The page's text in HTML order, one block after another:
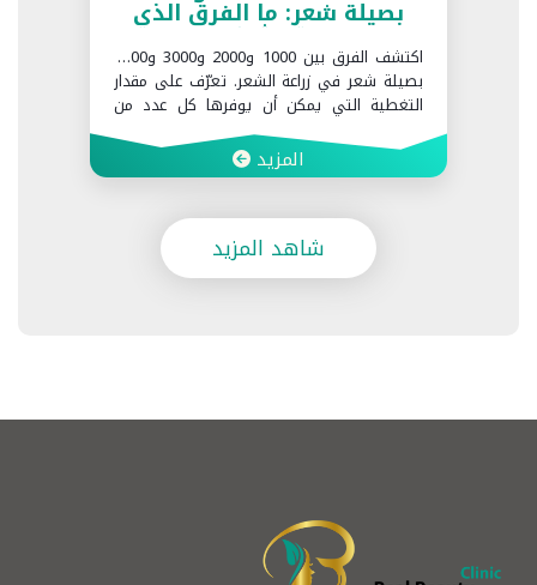
بصيلة شعر: ما الفرق الذي
تحدثه؟
اكتشف الفرق بين 1000 و2000 و3000 و4000
بصيلة شعر في زراعة الشعر. تعرّف على مقدار
التغطية التي يمكن أن يوفرها كل عدد من
البصيلات وما العوامل التي تحدد العدد المناسب
لك في Realbeauty Clinic.
المزيد
شاهد المزيد